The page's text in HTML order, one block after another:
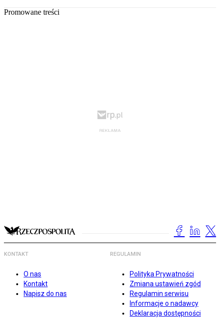
Promowane treści
KONTAKT
O nas
Kontakt
Napisz do nas
REGULAMIN
Polityka Prywatności
Zmiana ustawień zgód
Regulamin serwisu
Informacje o nadawcy
Deklaracja dostępności